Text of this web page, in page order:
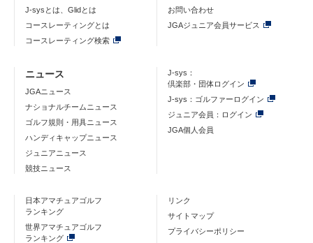
J-sysとは、Glidとは
コースレーティングとは
コースレーティング検索
お問い合わせ
JGAジュニア会員サービス
ニュース
JGAニュース
ナショナルチームニュース
ゴルフ規則・用具ニュース
ハンディキャップニュース
ジュニアニュース
競技ニュース
J-sys：
倶楽部・団体ログイン
J-sys：ゴルファーログイン
ジュニア会員：ログイン
JGA個人会員
日本アマチュアゴルフ
ランキング
世界アマチュアゴルフ
ランキング
リンク
サイトマップ
プライバシーポリシー